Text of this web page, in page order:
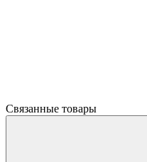
Связанные товары